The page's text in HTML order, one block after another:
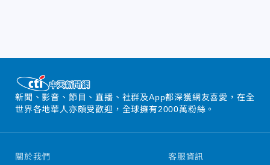
新聞、影音、節目、直播、社群及App都深獲網友喜愛，在全
世界各地華人亦頗受歡迎，全球擁有2000萬粉絲。
關於我們 客服資訊